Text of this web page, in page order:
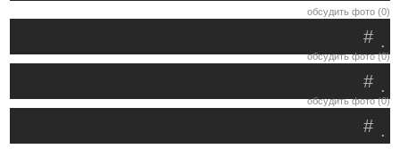
обсудить фото (0)
.
#
обсудить фото (0)
.
#
обсудить фото (0)
.
#